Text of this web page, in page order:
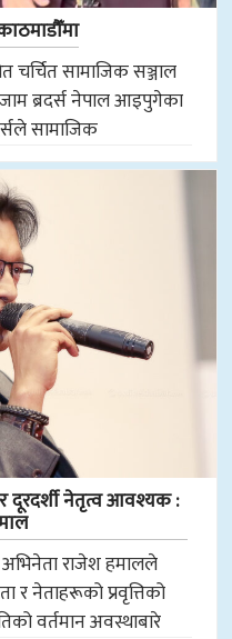
चर्चित सामाजिक सञ्जाल
ब्रदर्स नेपाल आइपुगेका
सामाजिक
दूरदर्शी नेतृत्व आवश्यक :
अभिनेता राजेश हमालले
र नेताहरूको प्रवृत्तिको
वर्तमान अवस्थाबारे